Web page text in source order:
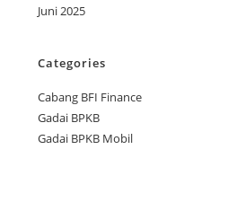
Juni 2025
Categories
Cabang BFI Finance
Gadai BPKB
Gadai BPKB Mobil